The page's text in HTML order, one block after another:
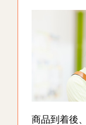
商品到着後